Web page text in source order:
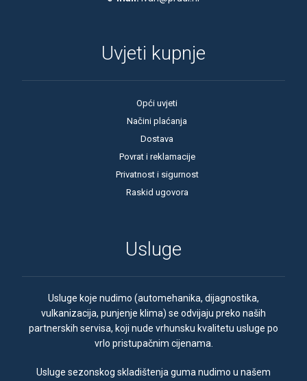
Uvjeti kupnje
Opći uvjeti
Načini plaćanja
Dostava
Povrat i reklamacije
Privatnost i sigurnost
Raskid ugovora
Usluge
Usluge koje nudimo (automehanika, dijagnostika,
vulkanizacija, punjenje klima) se odvijaju preko naših
partnerskih servisa, koji nude vrhunsku kvalitetu usluge po
vrlo pristupačnim cijenama.
Usluge sezonskog skladištenja guma nudimo u našem